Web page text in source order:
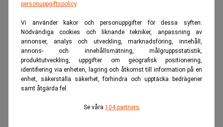
personuppgiftspolicy.
Vi använder kakor och personuppgifter för dessa syften:
Nödvändiga cookies och liknande tekniker, anpassning av
annonser, analys och utveckling, marknadsföring, innehåll,
annons- och innehållsmätning, målgruppsstatistik,
produktutveckling, uppgifter om geografisk positionering,
identifiering via enheten, lagring och åtkomst till information på en
enhet, säkerställa säkerhet, förhindra och upptäcka bedrägerier
samt åtgärda fel.
Se våra 104 partners
ANNONS